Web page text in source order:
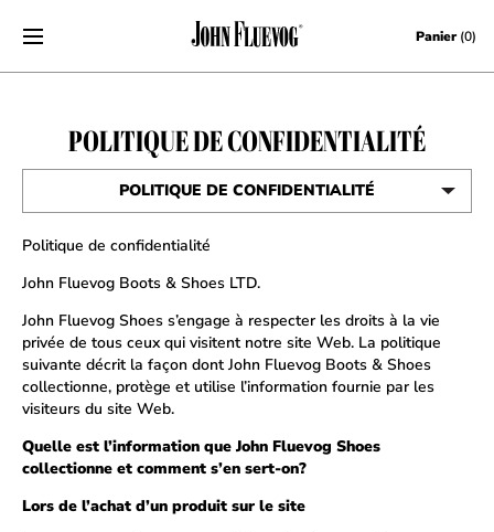
Skip to content Panier(0)
POLITIQUE DE CONFIDENTIALITÉ
CONDITIONS D’UTILISATION
POLITIQUE DE CONFIDENTIALITÉ
Politique de confidentialité
John Fluevog Boots & Shoes LTD.
John Fluevog Shoes s’engage à respecter les droits à la vie
privée de tous ceux qui visitent notre site Web. La politique
suivante décrit la façon dont John Fluevog Boots & Shoes
collectionne, protège et utilise l’information fournie par les
visiteurs du site Web.
Quelle est l’information que John Fluevog Shoes
collectionne et comment s’en sert-on?
Lors de l’achat d’un produit sur le site